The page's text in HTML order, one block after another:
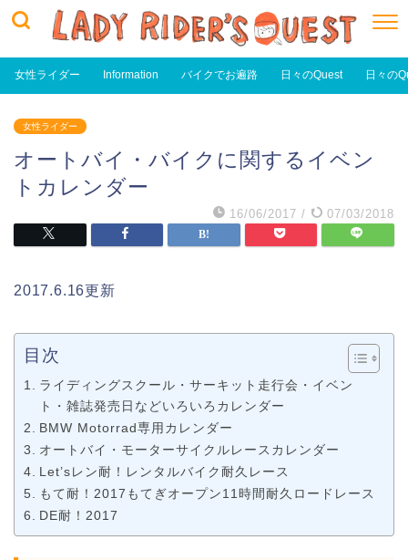
女性ライダー Information バイクでお遍路 日々のQuest 日々の
女性ライダー
オートバイ・バイクに関するイベン
トカレンダー
16/06/2017 / 07/03/2018
2017.6.16更新
目次
ライディングスクール・サーキット走行会・イベン
ト・雑誌発売日などいろいろカレンダー
BMW Motorrad専用カレンダー
オートバイ・モーターサイクルレースカレンダー
Let’sレン耐！レンタルバイク耐久レース
もて耐！2017もてぎオープン11時間耐久ロードレース
DE耐！2017